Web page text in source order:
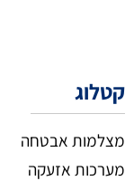
קטלוג
מצלמות אבטחה
מערכות אזעקה